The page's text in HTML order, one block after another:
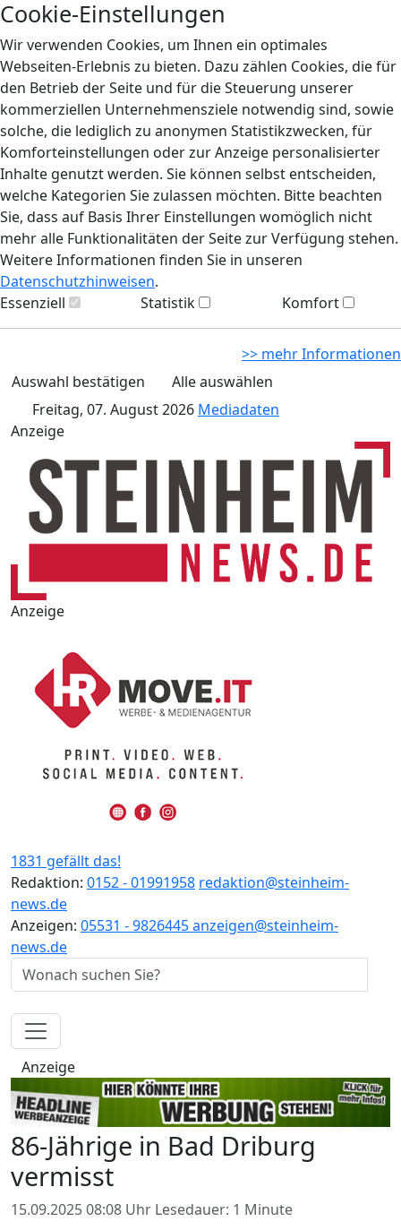
Cookie-Einstellungen
Wir verwenden Cookies, um Ihnen ein optimales
Webseiten-Erlebnis zu bieten. Dazu zählen Cookies, die für
den Betrieb der Seite und für die Steuerung unserer
kommerziellen Unternehmensziele notwendig sind, sowie
solche, die lediglich zu anonymen Statistikzwecken, für
Komforteinstellungen oder zur Anzeige personalisierter
Inhalte genutzt werden. Sie können selbst entscheiden,
welche Kategorien Sie zulassen möchten. Bitte beachten
Sie, dass auf Basis Ihrer Einstellungen womöglich nicht
mehr alle Funktionalitäten der Seite zur Verfügung stehen.
Weitere Informationen finden Sie in unseren
Datenschutzhinweisen.
Essenziell
Statistik Komfort
>> mehr Informationen
Auswahl bestätigen
Alle auswählen
Freitag, 07. August 2026 Mediadaten
Anzeige
Anzeige
1831 gefällt das!
Redaktion: 0152 - 01991958 redaktion@steinheim-
news.de
Anzeigen: 05531 - 9826445anzeigen@steinheim-
news.de
Anzeige
86-Jährige in Bad Driburg
vermisst
15.09.2025 08:08 Uhr Lesedauer: 1 Minute